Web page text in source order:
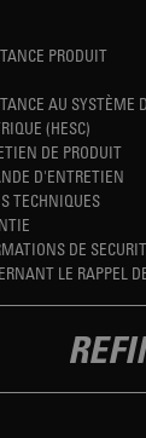
PRODUIT
AU SYSTÈME
(HESC)
DE PRODUIT
D'ENTRETIEN
TECHNIQUES
DE
LE RAPPEL